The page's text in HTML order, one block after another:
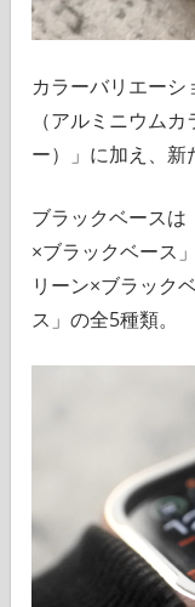
カラーバリエーシ
（アルミニウム
ー）」に加え、新
ブラックベースは
×ブラックベース
リーン×ブラック
ス」の全5種類。